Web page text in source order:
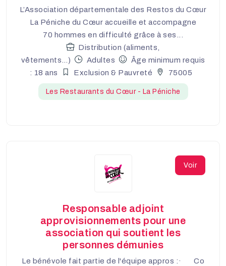
L’Association départementale des Restos du Cœur
La Péniche du Cœur accueille et accompagne
70 hommes en difficulté grâce à ses...
Distribution (aliments,
vêtements…)
Adultes
Âge minimum requis
: 18 ans
Exclusion & Pauvreté 75005
Les Restaurants du Cœur - La Péniche
Voir
Responsable adjoint
approvisionnements pour une
association qui soutient les
personnes démunies
Le bénévole fait partie de l'équipe appros :· Co